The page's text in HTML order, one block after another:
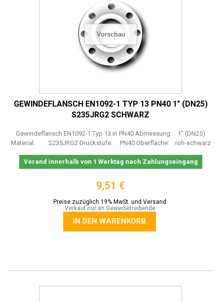
Vorschau
GEWINDEFLANSCH EN1092-1 TYP 13 PN40 1" (DN25)
S235JRG2 SCHWARZ
Gewindeflansch EN1092-1 Typ 13 in PN40 Abmessung: 1" (DN25)
Material: S235JRG2 Druckstufe: PN40 Oberfläche: roh-schwarz
Verand innerhalb von 1 Werktag nach Zahlungseingang
9,51 €
Preise zuzüglich 19% MwSt. und Versand.
Verkauf nur an Gewerbetreibende.
IN DEN WARENKORB